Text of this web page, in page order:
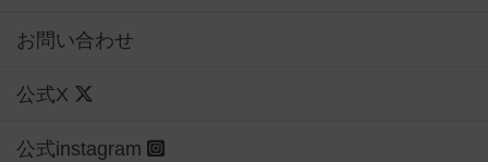
お問い合わせ
公式X
公式instagram